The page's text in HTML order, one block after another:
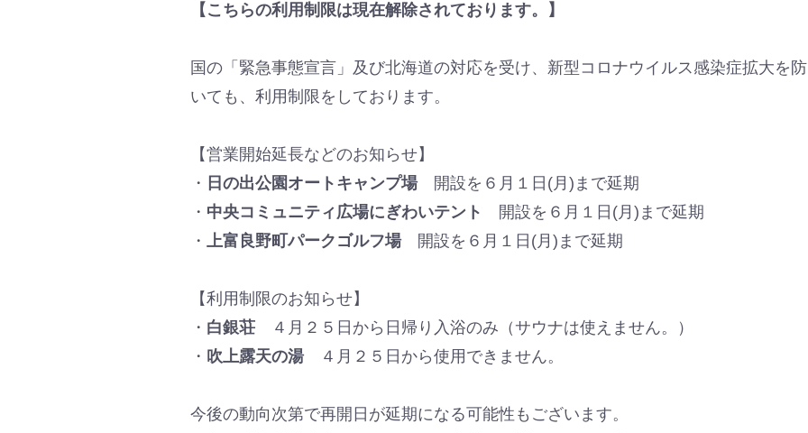
【こちらの利用制限は現在解除されております。】
国の「緊急事態宣言」及び北海道の対応を受け、新型コロナウイルス感染症拡大を
いても、利用制限をしております。
【営業開始延長などのお知らせ】
・ 日の出公園オートキャンプ場開設を６月１日(月)まで延期
・ 中央コミュニティ広場にぎわいテント
開設を６月１日(月)まで延期
・上富良野町パークゴルフ場開設を６月１日(月)まで延期
【利用制限のお知らせ】
・ 白銀荘 ４月２５日から日帰り入浴のみ（サウナは使えません。）
・ 吹上露天の湯４月２５日から使用できません。
今後の動向次第で再開日が延期になる可能性もございます。